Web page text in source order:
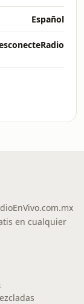
Español
en cualquier